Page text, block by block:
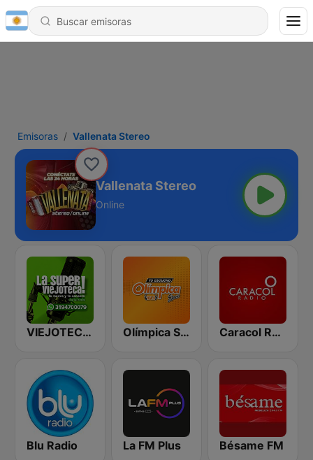
Emisoras Vallenata Stereo
Vallenata Stereo
Online
VIEJOTECA "para Beber y Gozar" Olímpica Stereo - Medellín 104.9 FM Caracol Radio
Blu Radio La FM Plus Bésame FM